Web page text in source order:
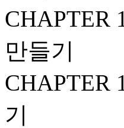
CHAPTER
만들기
CHAPTER
기